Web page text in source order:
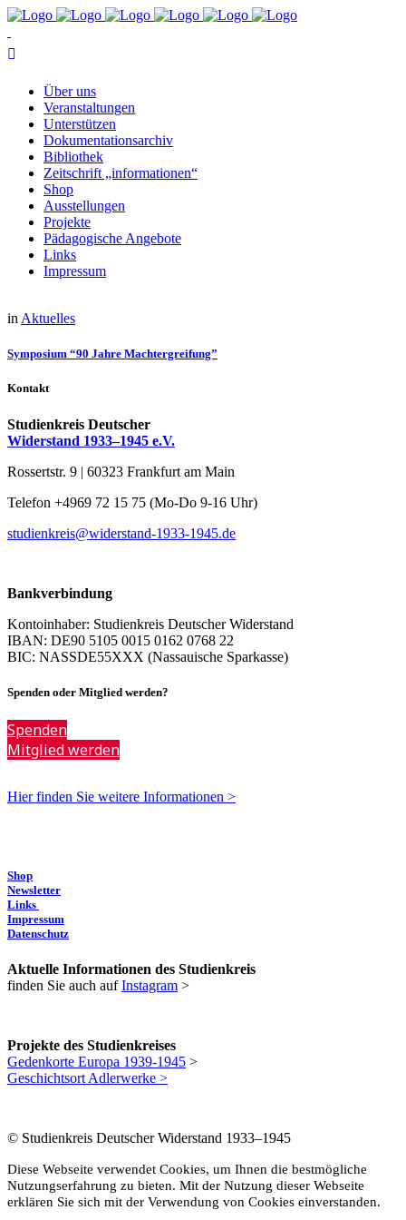
Über uns
Ver­an­stal­tun­gen
Un­ter­stüt­zen
Do­ku­men­ta­ti­ons­ar­chiv
Bi­blio­thek
Zeit­schrift „in­for­ma­tio­nen“
Shop
Aus­stel­lun­gen
Pro­jek­te
Päd­ago­gi­sche Angebote
Links
Im­pres­sum
in Aktuelles
Sym­po­si­um “90 Jah­re Machtergreifung”
Kontakt
Studienkreis Deutscher
Widerstand 1933–1945 e.V.
Rossertstr. 9 | 60323 Frankfurt am Main
Telefon +4969 72 15 75 (Mo-Do 9-16 Uhr)
studienkreis@widerstand-1933-1945.de
Bankverbindung
Kontoinhaber: Studienkreis Deutscher Widerstand
IBAN: DE90 5105 0015 0162 0768 22
BIC: NASSDE55XXX (Nassauische Sparkasse)
Spenden oder Mitglied werden?
Spenden
Mitglied werden
Hier finden Sie weitere Informationen >
Shop
Newsletter
Links
Impressum
Datenschutz
Aktuelle Informationen des Studienkreis
finden Sie auch aufInstagram >
Projekte des Studienkreises
Gedenkorte Europa 1939-1945 >
Geschichtsort Adlerwerke >
© Studienkreis Deutscher Widerstand 1933–1945
Diese Webseite verwendet Cookies, um Ihnen die bestmögliche
Nutzungserfahrung zu bieten. Mit der Nutzung dieser Webseite
erklären Sie sich mit der Verwendung von Cookies einverstanden.